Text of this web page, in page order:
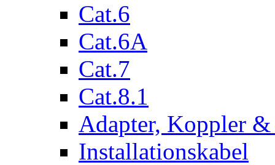
Cat.6
Cat.6A
Cat.7
Cat.8.1
Adapter, Koppler &
Installationskabel